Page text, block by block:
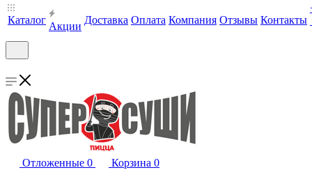
Каталог
Акции
Доставка Оплата Компания Отзывы Контакты
Отложенные 0 Корзина 0